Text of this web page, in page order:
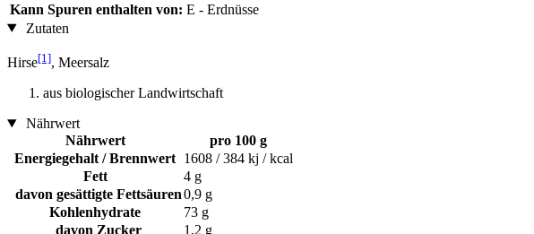
Kann Spuren enthalten von: E - Erdnüsse
Zutaten
Hirse[1], Meersalz
aus biologischer Landwirtschaft
Nährwert
Nährwert
pro 100 g
Energiegehalt / Brennwert 1608 / 384 kj / kcal
Fett
4 g
davon gesättigte Fettsäuren0,9 g
Kohlenhydrate
73 g
davon Zucker
1,2 g